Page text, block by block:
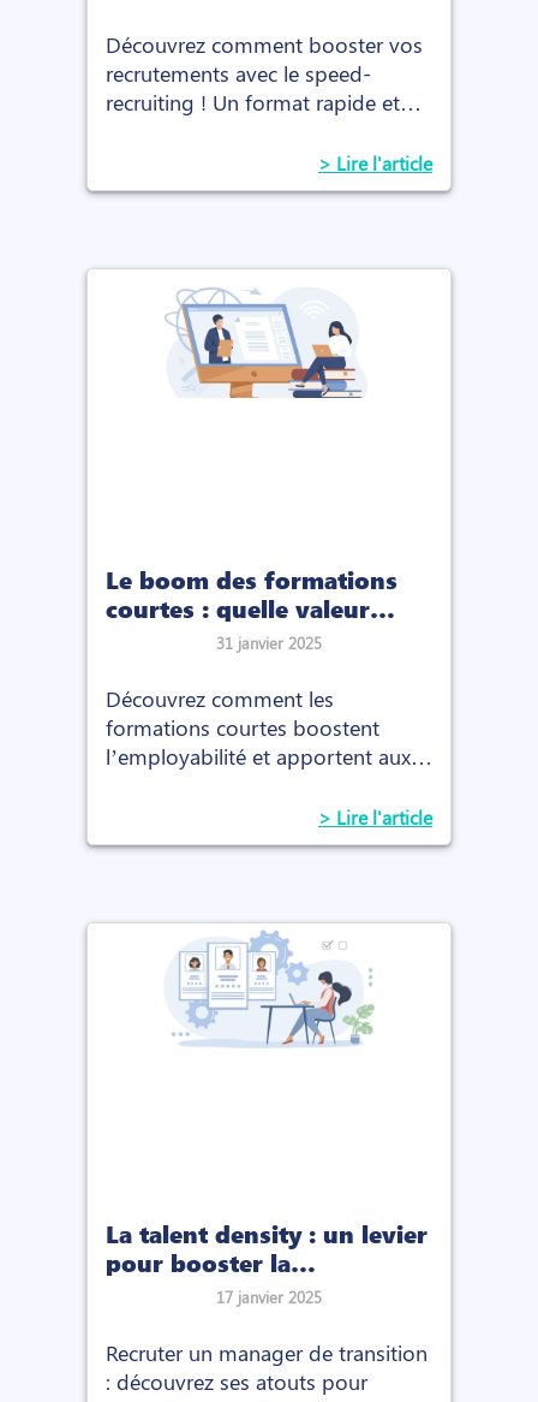
Découvrez comment booster vos
recrutements avec le speed-
recruiting ! Un format rapide et
recruter les meilleurs talents en un
temps record.
> Lire l'article
Le boom des formations
courtes : quelle valeur
ajoutée pour les recruteurs
31 janvier 2025
Découvrez comment les
formations courtes boostent
l’employabilité et apportent aux
opérationnels et adaptés aux
besoins du marché.
> Lire l'article
La talent density : un levier
pour booster la
performance17 janvier 2025
Recruter un manager de transition
: découvrez ses atouts pour